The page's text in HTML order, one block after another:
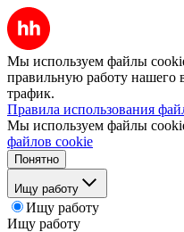
Мы используем файлы
правильную работу нашего
трафик.
Правила использования
Мы используем файлы
файлов cookie
Понятно
Ищу работу
Ищу работу
Ищу работу